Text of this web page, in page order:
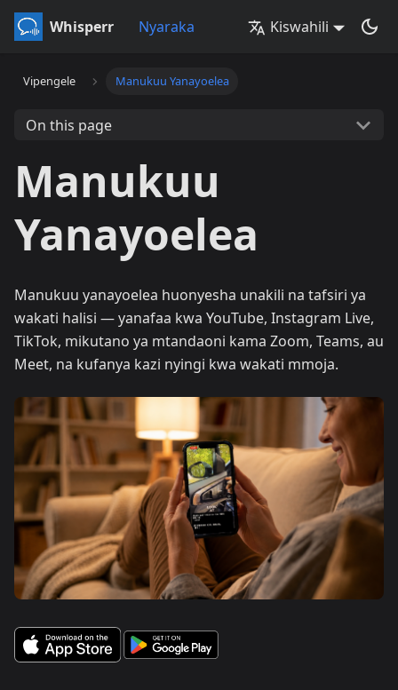
Whisperr Nyaraka Kiswahili
Vipengele Manukuu Yanayoelea
On this page
Manukuu
Yanayoelea
Manukuu yanayoelea huonyesha unakili na tafsiri ya
wakati halisi — yanafaa kwa YouTube, Instagram Live,
TikTok, mikutano ya mtandaoni kama Zoom, Teams, au
Meet, na kufanya kazi nyingi kwa wakati mmoja.